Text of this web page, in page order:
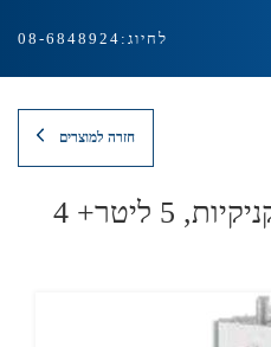
08-6848924 לחיוג:
חזרה למוצרים
מכונה ידנית למילוי נקניקיות, 5 ליטר+ 4